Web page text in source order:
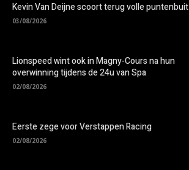
Kevin Van Deijne scoort terug volle puntenbuit
03/08/2026
Lionspeed wint ook in Magny-Cours na hun
overwinning tijdens de 24u van Spa
02/08/2026
Eerste zege voor Verstappen Racing
02/08/2026